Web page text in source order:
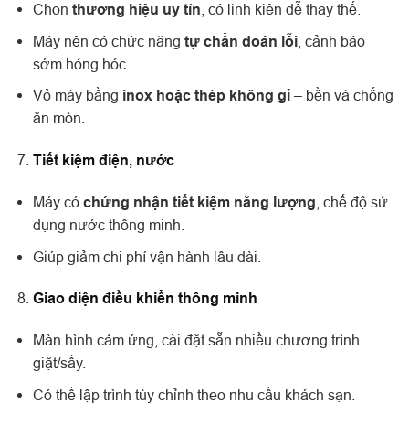
Chọn thương hiệu uy tín , có linh kiện dễ thay thế.
Máy nên có chức năng tự chẩn đoán lỗi, cảnh báo
sớm hỏng hóc.
Vỏ máy bằng inox hoặc thép không gỉ– bền và chống
ăn mòn.
Tiết kiệm điện, nước
Máy có chứng nhận tiết kiệm năng lượng , chế độ sử
dụng nước thông minh.
Giúp giảm chi phí vận hành lâu dài.
Giao diện điều khiển thông minh
Màn hình cảm ứng, cài đặt sẵn nhiều chương trình
giặt/sấy.
Có thể lập trình tùy chỉnh theo nhu cầu khách sạn.